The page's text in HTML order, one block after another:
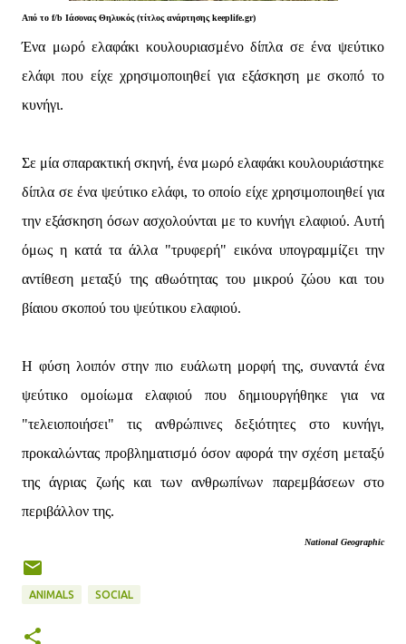
Από το f/b Ιάσονας Θηλυκός (τίτλος ανάρτησης keeplife.gr)
Ένα μωρό ελαφάκι κουλουριασμένο δίπλα σε ένα ψεύτικο
ελάφι που είχε χρησιμοποιηθεί για εξάσκηση με σκοπό το
κυνήγι.
Σε μία σπαρακτική σκηνή, ένα μωρό ελαφάκι κουλουριάστηκε
δίπλα σε ένα ψεύτικο ελάφι, το οποίο είχε χρησιμοποιηθεί για
την εξάσκηση όσων ασχολούνται με το κυνήγι ελαφιού. Αυτή
όμως η κατά τα άλλα "τρυφερή" εικόνα υπογραμμίζει την
αντίθεση μεταξύ της αθωότητας του μικρού ζώου και του
βίαιου σκοπού του ψεύτικου ελαφιού.
Η φύση λοιπόν στην πιο ευάλωτη μορφή της, συναντά ένα
ψεύτικο ομοίωμα ελαφιού που δημιουργήθηκε για να
"τελειοποιήσει" τις ανθρώπινες δεξιότητες στο κυνήγι,
προκαλώντας προβληματισμό όσον αφορά την σχέση μεταξύ
της άγριας ζωής και των ανθρωπίνων παρεμβάσεων στο
περιβάλλον της.
National Geographic
ANIMALS SOCIAL